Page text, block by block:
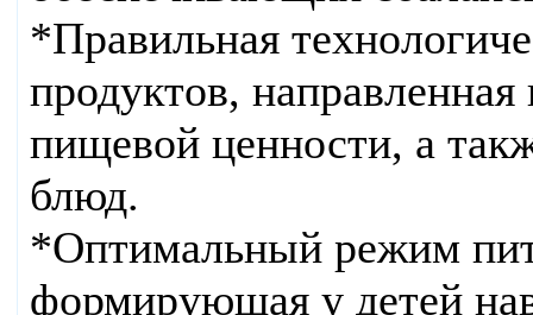
*Правильная
продуктов,
пищевой ценности, а
блюд.
*Оптимальный режим
формирующая у детей